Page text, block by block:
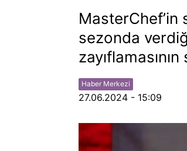
MasterChef’in
sezonda
zayıflamasının
Haber Merkezi
27.06.2024 - 15:09